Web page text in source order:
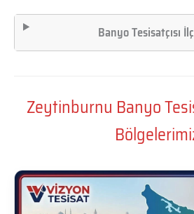
Banyo Tesisatçısı
Zeytinburnu Banyo